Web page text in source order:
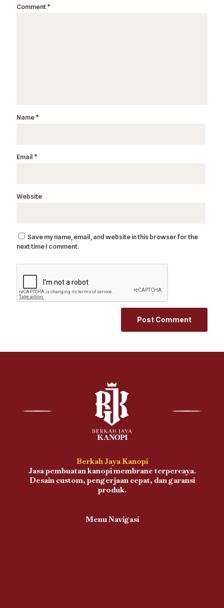
Comment*
Name*
Email *
Website
Save my name, email, and website in this browser for the
next time I comment.
Berkah Jaya Kanopi
Jasa pembuatan kanopi membrane terpercaya.
Desain custom, pengerjaan cepat, dan garansi
produk.
Menu Navigasi